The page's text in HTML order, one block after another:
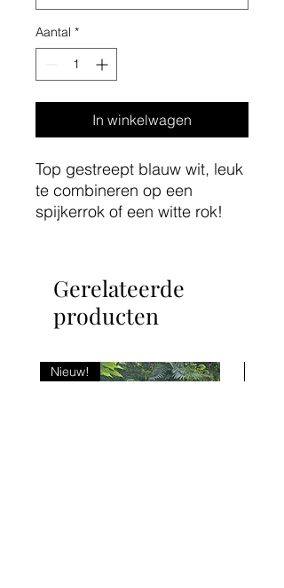
Aantal *
In winkelwagen
Top gestreept blauw wit, leuk
te combineren op een
spijkerrok of een witte rok!
Gerelateerde
producten
Nieuw!